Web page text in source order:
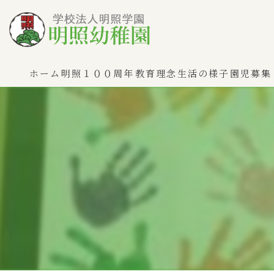
ホーム 明照１００周年教育理念生活の様子 園児募集